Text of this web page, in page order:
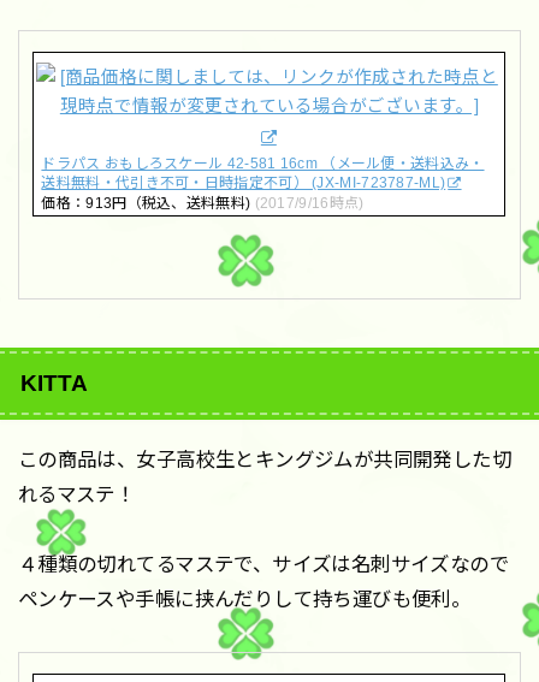
ドラパス おもしろスケール 42-581 16cm （メール便・送料込み・
送料無料・代引き不可・日時指定不可） (JX-MI-723787-ML)
価格：913円（税込、送料無料) (2017/9/16時点)
KITTA
この商品は、女子高校生とキングジムが共同開発した切
れるマステ！
４種類の切れてるマステで、サイズは名刺サイズなので
ペンケースや手帳に挟んだりして持ち運びも便利。